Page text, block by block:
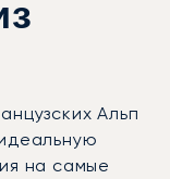
Альп
на самые